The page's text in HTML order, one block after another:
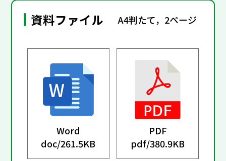
資料ファイル A4判たて，2ページ
Word
doc/261.5KB
PDF
pdf/380.9KB